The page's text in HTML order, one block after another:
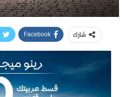
شارك Facebook